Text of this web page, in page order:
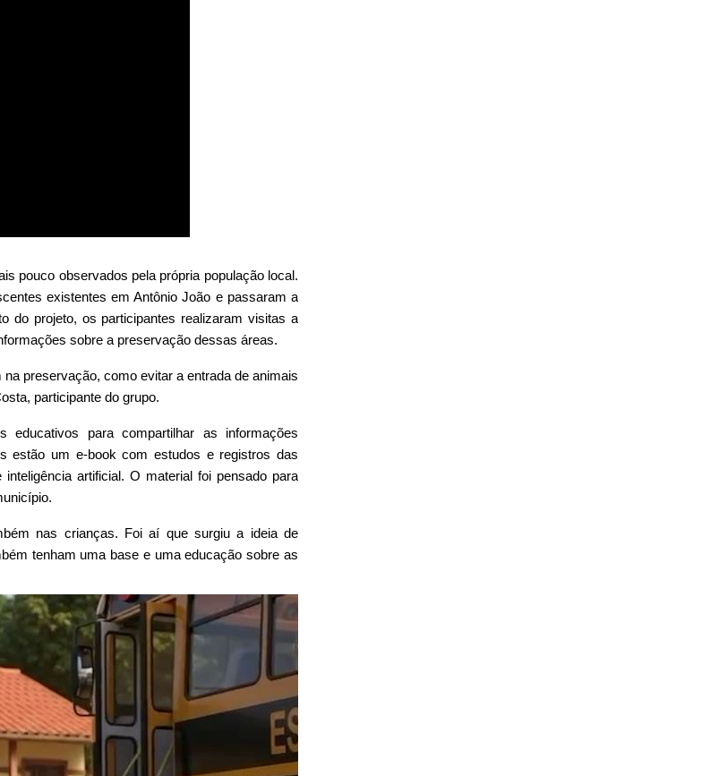
pouco observados pela própria população local.
existentes em Antônio João e passaram a
do projeto, os participantes realizaram visitas a
sobre a preservação dessas áreas.
preservação, como evitar a entrada de animais
participante do grupo.
para compartilhar as informações
estão um e-book com estudos e registros das
artificial. O material foi pensado para
nas crianças. Foi aí que surgiu a ideia de
tenham uma base e uma educação sobre as